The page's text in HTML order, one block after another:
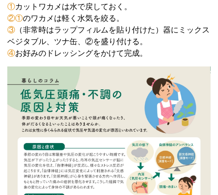
①カットワカメは水で戻しておく。
②①のワカメは軽く水気を絞る。
③ （非常時はラップフィルムを貼り付けた）器にミックス
ベジタブル、ツナ缶、②を盛り付ける。
④お好みのドレッシングをかけて完成。